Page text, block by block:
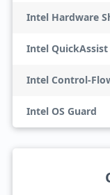
Intel OS Guard